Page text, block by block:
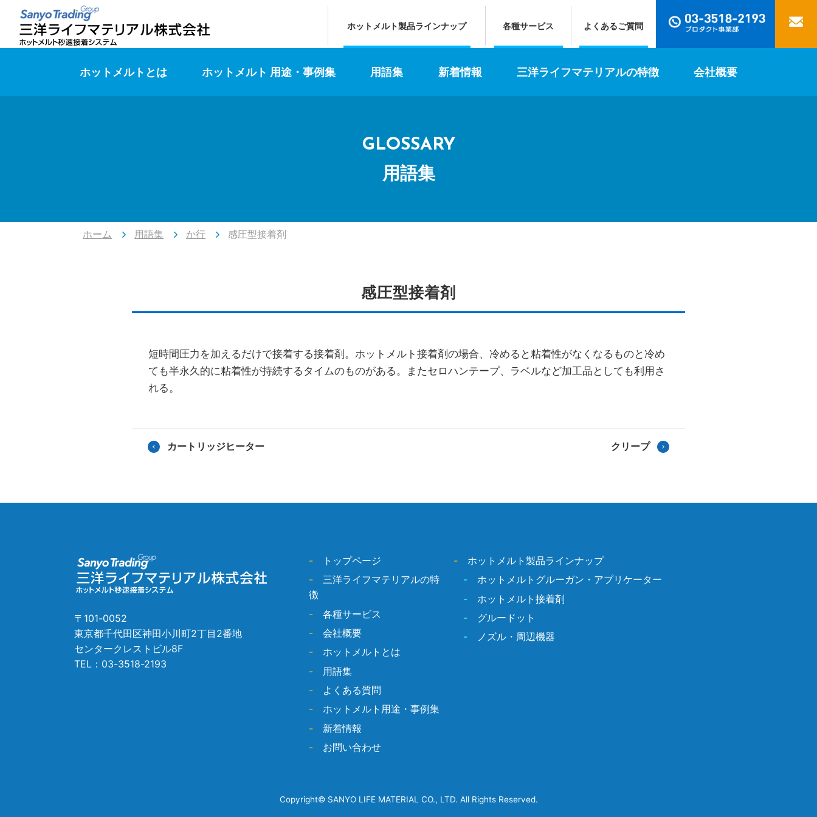
ホットメルト製品ラインナップ 各種サービス よくあるご質問
ホットメルトとは ホットメルト 用途・事例集 用語集 新着情報 三洋ライフマテリアルの特徴 会社概要
GLOSSARY
用語集
ホーム 用語集 か行 感圧型接着剤
感圧型接着剤
短時間圧力を加えるだけで接着する接着剤。ホットメルト接着剤の場合、冷めると粘着性がなくなるものと冷め
ても半永久的に粘着性が持続するタイムのものがある。またセロハンテープ、ラベルなど加工品としても利用さ
れる。
カートリッジヒーター クリープ
〒101-0052
東京都千代田区神田小川町2丁目2番地
センタークレストビル8F
TEL： 03-3518-2193
-
トップページ
-
三洋ライフマテリアルの特
徴
-
各種サービス
-
会社概要
-
ホットメルトとは
-
用語集
-
よくある質問
-
ホットメルト用途・事例集
-
新着情報
-
お問い合わせ
-
ホットメルト製品ラインナップ
-
ホットメルトグルーガン・アプリケーター
-
ホットメルト接着剤
-
グルードット
-
ノズル・周辺機器
Copyright© SANYO LIFE MATERIAL CO., LTD. All Rights Reserved.